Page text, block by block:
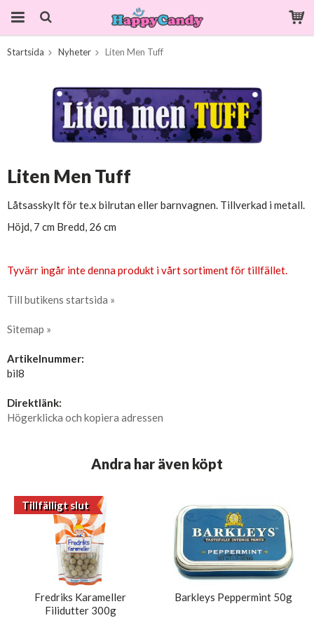
Startsida Nyheter Liten Men Tuff
Liten Men Tuff
Låtsasskylt för te.x bilrutan eller barnvagnen. Tillverkad i metall.
Höjd, 7 cm Bredd, 26 cm
Tyvärr ingår inte denna produkt i vårt sortiment för tillfället.
Till butikens startsida »
Sitemap »
Artikelnummer:
bil8
Direktlänk:
Högerklicka och kopiera adressen
Andra har även köpt
Tillfälligt slut
Fredriks Karameller
Filidutter 300g
Barkleys Peppermint 50g